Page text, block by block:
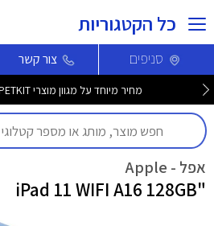
כל הקטגוריות
סניפים צור קשר
מחיר מיוחד על מגוון מוצרי PETKIT לחברי מועדון >>
אפל - Apple
"iPad 11 WIFI A16 128GB